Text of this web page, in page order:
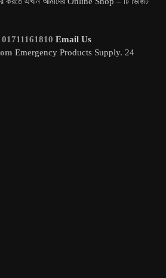
01711161810 Email Us
Emergency Products Supply. 24